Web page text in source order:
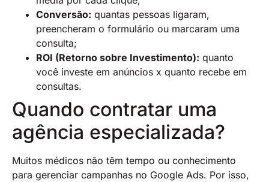
Conversão: quantas pessoas ligaram,
preencheram o formulário ou marcaram uma
consulta;
ROI (Retorno sobre Investimento): quanto
você investe em anúncios x quanto recebe em
consultas.
Quando contratar uma
agência especializada?
Muitos médicos não têm tempo ou conhecimento
para gerenciar campanhas no Google Ads. Por isso,